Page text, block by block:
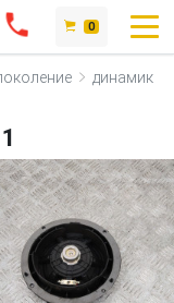
0
динамик